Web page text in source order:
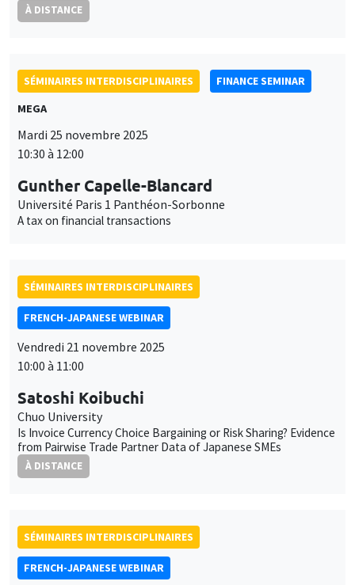
À DISTANCE
SÉMINAIRES INTERDISCIPLINAIRES
FINANCE SEMINAR
MEGA
Mardi 25 novembre 2025
10:30 à 12:00
Gunther Capelle-Blancard
Université Paris 1 Panthéon-Sorbonne
A tax on financial transactions
SÉMINAIRES INTERDISCIPLINAIRES
FRENCH-JAPANESE WEBINAR
Vendredi 21 novembre 2025
10:00 à 11:00
Satoshi Koibuchi
Chuo University
Is Invoice Currency Choice Bargaining or Risk Sharing? Evidence
from Pairwise Trade Partner Data of Japanese SMEs
À DISTANCE
SÉMINAIRES INTERDISCIPLINAIRES
FRENCH-JAPANESE WEBINAR